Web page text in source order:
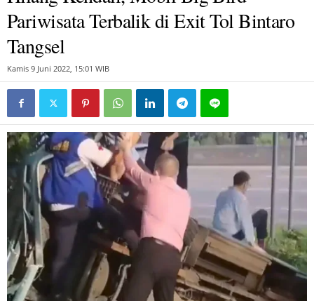
Pariwisata Terbalik di Exit Tol Bintaro
Tangsel
Kamis 9 Juni 2022, 15:01 WIB